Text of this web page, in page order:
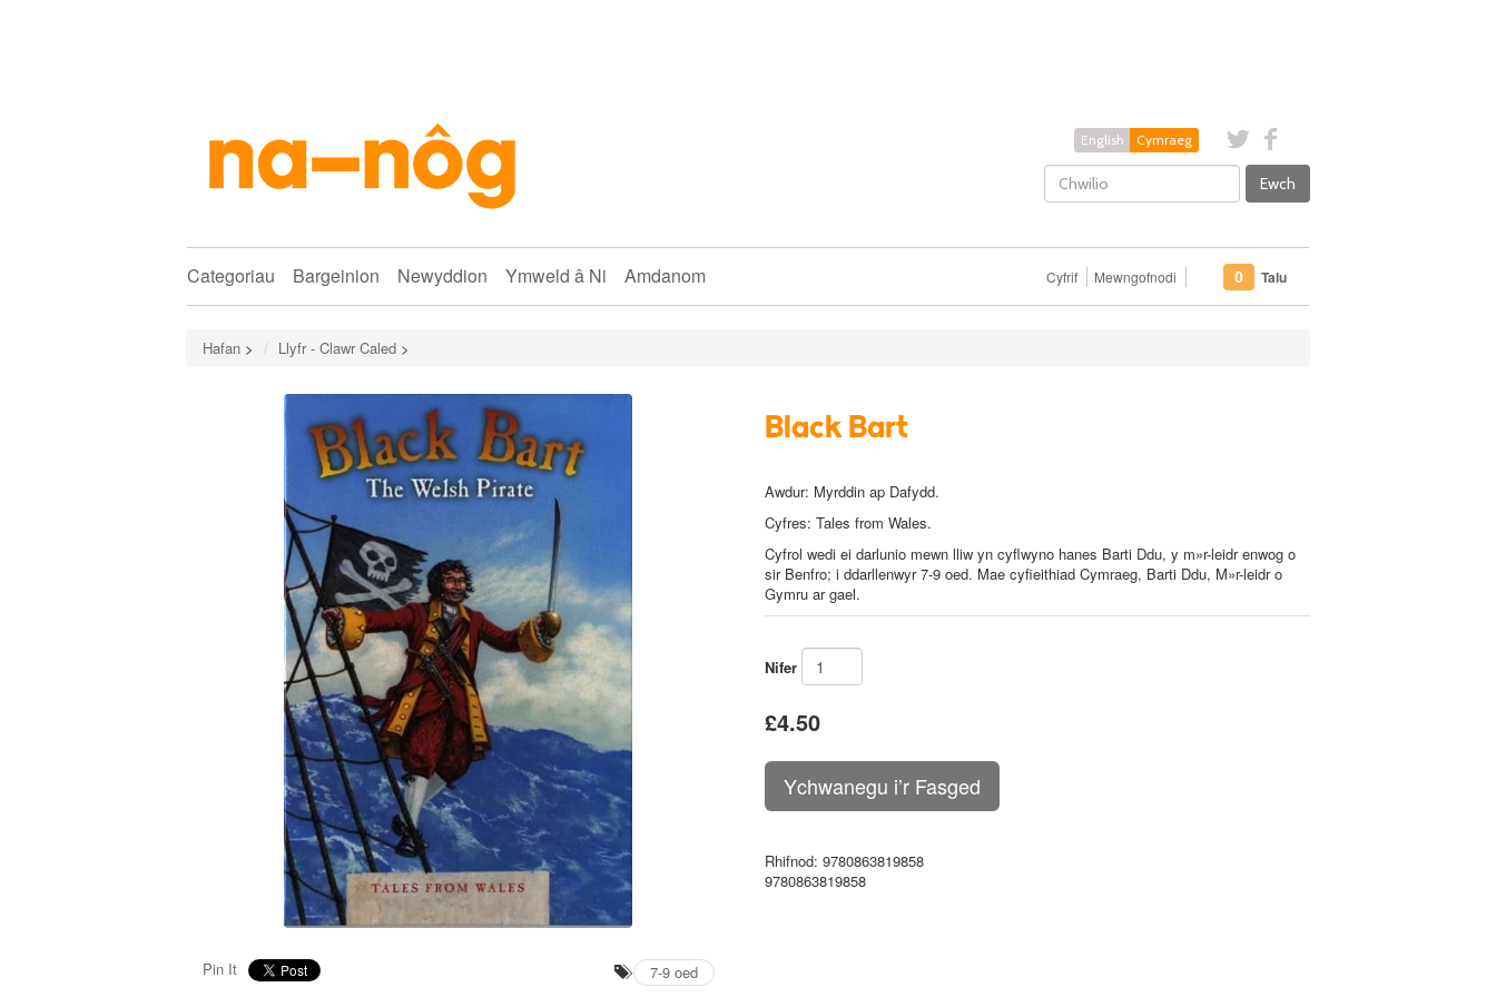
English Cymraeg
Ewch
Categoriau Bargeinion Newyddion Ymweld â Ni Amdanom Cyfrif Mewngofnodi 0 Talu
Hafan > Llyfr - Clawr Caled >
Pin It 7-9 oed
Black Bart
Awdur: Myrddin ap Dafydd.
Cyfres: Tales from Wales.
Cyfrol wedi ei darlunio mewn lliw yn cyflwyno hanes Barti Ddu, y m»r-leidr enwog o
sir Benfro; i ddarllenwyr 7-9 oed. Mae cyfieithiad Cymraeg, Barti Ddu, M»r-leidr o
Gymru ar gael.
Nifer
£4.50
Rhifnod: 9780863819858
9780863819858